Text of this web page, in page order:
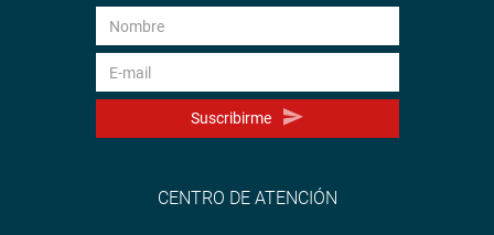
Suscribirme
CENTRO DE ATENCIÓN